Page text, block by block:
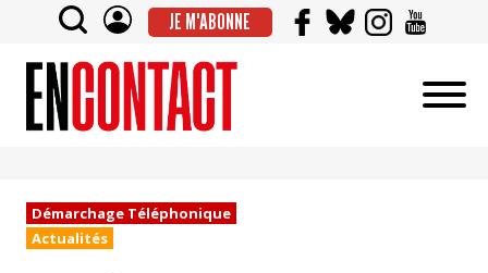
JE M'ABONNE
Démarchage Téléphonique
Actualités